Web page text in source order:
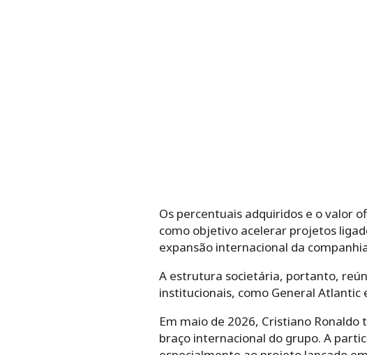
Os percentuais adquiridos e o valor
como objetivo acelerar projetos
expansão internacional da
A estrutura societária, portanto,
institucionais, como General Atlantic
Em maio de 2026, Cristiano
braço internacional do grupo. A